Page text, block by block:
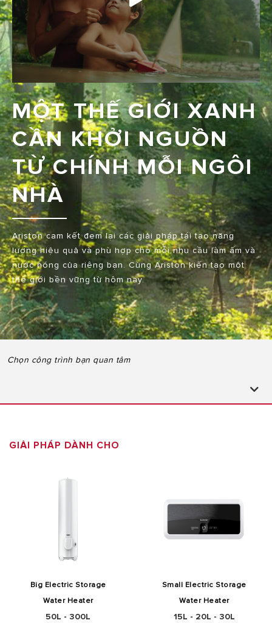
MỘT THẾ GIỚI XANH
CẦN KHỞI NGUỒN
TỪ CHÍNH MỖI NGÔI
NHÀ
Ariston cam kết đem lại các giải pháp tái tạo năng
lượng hiệu quả và phù hợp cho mỗi nhu cầu làm ấm và
nước nóng của riêng bạn. Cùng Ariston kiến tạo một
thế giới bền vững từ hôm nay.
Chọn công trình bạn quan tâm
GIẢI PHÁP DÀNH CHO
Big Electric Storage
Water Heater
50L - 300L
Small Electric Storage
Water Heater
15L - 20L - 30L